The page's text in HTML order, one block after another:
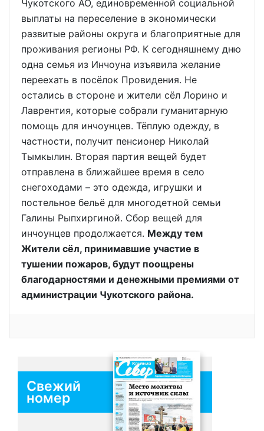
Чукотского АО, единовременной социальной
выплаты на переселение в экономически
развитые районы округа и благоприятные для
проживания регионы РФ. К сегодняшнему дню
одна семья из Инчоуна изъявила желание
переехать в посёлок Провидения. Не
остались в стороне и жители сёл Лорино и
Лаврентия, которые собрали гуманитарную
помощь для инчоунцев. Тёплую одежду, в
частности, получит пенсионер Николай
Тымкылин. Вторая партия вещей будет
отправлена в ближайшее время в село
снегоходами – это одежда, игрушки и
постельное бельё для многодетной семьи
Галины Рыпхиргиной. Сбор вещей для
инчоунцев продолжается. Между тем
Жители сёл, принимавшие участие в
тушении пожаров, будут поощрены
благодарностями и денежными премиями от
администрации Чукотского района.
Свежий
номер